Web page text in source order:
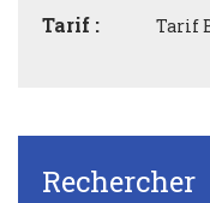
Tarif : Tarif
Rechercher